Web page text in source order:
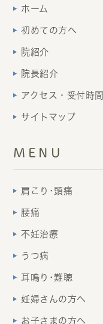
ホーム
初めての方へ
院紹介
院長紹介
アクセス・受付時間
サイトマップ
MENU
肩こり･頭痛
腰痛
不妊治療
うつ病
耳鳴り･難聴
妊婦さんの方へ
お子さまの方へ